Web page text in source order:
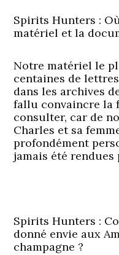
Spirits Hunters :
matériel et la
Notre matériel le
centaines de
dans les archives
fallu convaincre la
consulter, car de
Charles et sa
profondément
jamais été
Spirits Hunters :
donné envie aux
champagne ?